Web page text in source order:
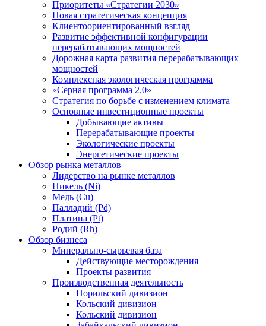
Приоритеты «Стратегии 2030»
Новая стратегическая концепция
Клиентоориентированный взгляд
Развитие эффективной конфигурации
перерабатывающих мощностей
Дорожная карта развития перерабатывающих
мощностей
Комплексная экологическая программа
«Серная программа 2.0»
Стратегия по борьбе с изменением климата
Основные инвестиционные проекты
Добывающие активы
Перерабатывающие проекты
Экологические проекты
Энергетические проекты
Обзор рынка металлов
Лидерство на рынке металлов
Никель (Ni)
Медь (Cu)
Палладий (Pd)
Платина (Pt)
Родий (Rh)
Обзор бизнеса
Минерально-сырьевая база
Действующие месторождения
Проекты развития
Производственная деятельность
Норильский дивизион
Кольский дивизион
Кольский дивизион